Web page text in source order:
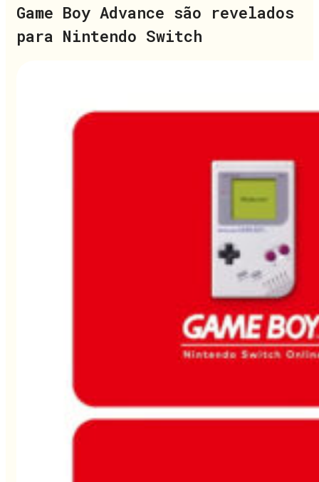
Game Boy Advance são revelados
para Nintendo Switch